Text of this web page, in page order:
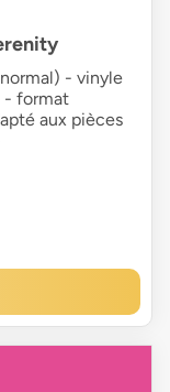
- vinyle
- format
aux pièces